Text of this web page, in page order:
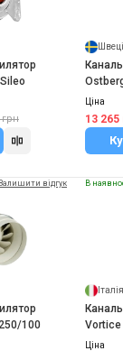
грн
Ціна
13 265
відгук
100
В
Італія
Vortice
Ціна